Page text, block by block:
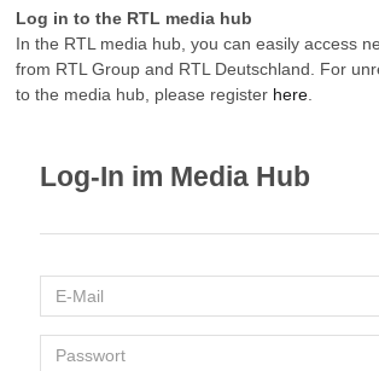
Log in to the RTL media hub
In the RTL media hub, you can easily access
from RTL Group and RTL Deutschland. For
to the media hub, please register here
Log-In im Media Hub